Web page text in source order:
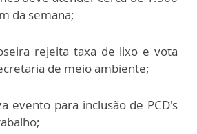
da semana;
rejeita taxa de lixo e vota
de meio ambiente;
evento para inclusão de PCD's